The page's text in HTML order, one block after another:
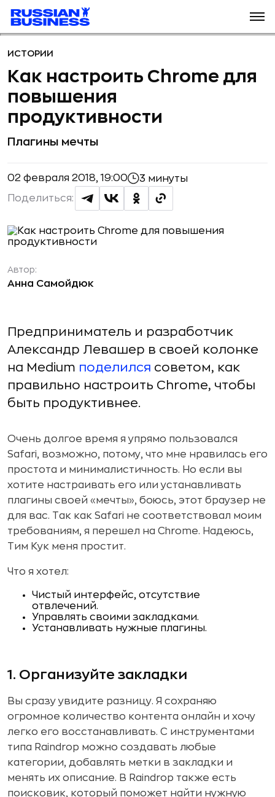
ИСТОРИИ
Как настроить Chrome для
повышения
продуктивности
Плагины мечты
02 февраля 2018, 19:00 3 минуты
Поделиться:
Автор:
Анна Самойдюк
Предприниматель и разработчик
Александр Левашер в своей колонке
на Medium поделился советом, как
правильно настроить Chrome, чтобы
быть продуктивнее.
Очень долгое время я упрямо пользовался
Safari, возможно, потому, что мне нравилась его
простота и минималистичность. Но если вы
хотите настраивать его или устанавливать
плагины своей «мечты», боюсь, этот браузер не
для вас. Так как Safari не соответствовал моим
требованиям, я перешел на Chrome. Надеюсь,
Тим Кук меня простит.
Что я хотел:
Чистый интерфейс, отсутствие
отвлечений.
Управлять своими закладками.
Устанавливать нужные плагины.
1. Организуйте закладки
Вы сразу увидите разницу. Я сохраняю
огромное количество контента онлайн и хочу
легко его восстанавливать. С инструментами
типа Raindrop можно создавать любые
категории, добавлять метки в закладки и
менять их описание. В Raindrop также есть
поисковик, который поможет найти нужную